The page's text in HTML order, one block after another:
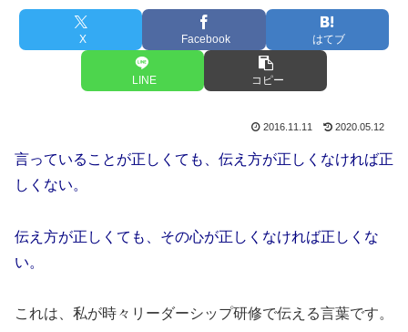
X Facebook はてブ
LINE コピー
2016.11.11 2020.05.12
言っていることが正しくても、伝え方が正しくなければ正
しくない。
伝え方が正しくても、その心が正しくなければ正しくな
い。
これは、私が時々リーダーシップ研修で伝える言葉です。